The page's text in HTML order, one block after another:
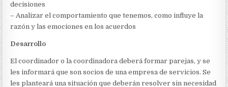
decisiones
– Analizar el comportamiento que tenemos, como influye la
razón y las emociones en los acuerdos
Desarrollo
El coordinador o la coordinadora deberá formar parejas, y se
les informará que son socios de una empresa de servicios. Se
les planteará una situación que deberán resolver sin necesidad